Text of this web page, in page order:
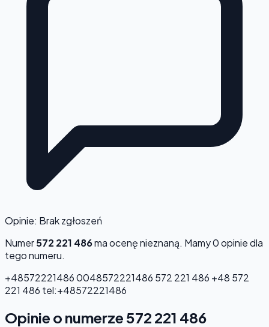
Opinie: Brak zgłoszeń
Numer572 221 486ma ocenęnieznaną. Mamy 0 opinie dla
tego numeru.
+485722214860048572221486 572 221 486 +48 572
221 486 tel:+48572221486
Opinie o numerze 572 221 486